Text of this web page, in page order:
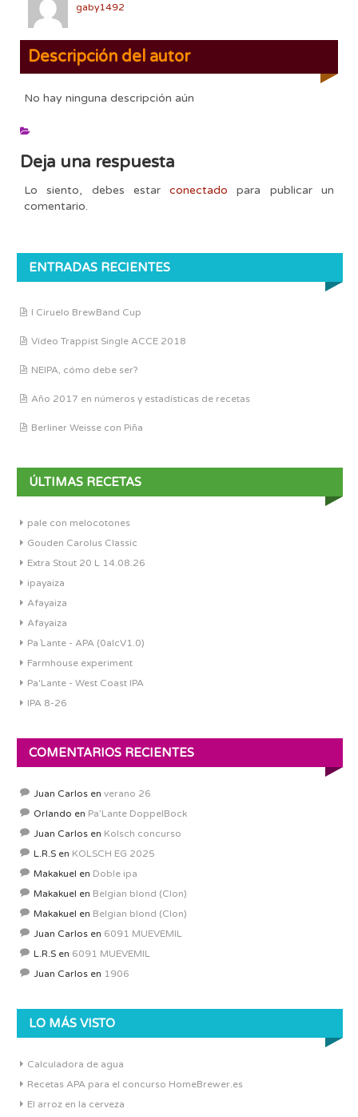
gaby1492
Descripción del autor
No hay ninguna descripción aún
Deja una respuesta
Lo siento, debes estarconectado para publicar un
comentario.
ENTRADAS RECIENTES
I Ciruelo BrewBand Cup
Vídeo Trappist Single ACCE 2018
NEIPA, cómo debe ser?
Año 2017 en números y estadísticas de recetas
Berliner Weisse con Piña
ÚLTIMAS RECETAS
pale con melocotones
Gouden Carolus Classic
Extra Stout 20 L 14.08.26
ipayaiza
Afayaiza
Afayaiza
Pa´Lante - APA (0alcV1.0)
Farmhouse experiment
Pa'Lante - West Coast IPA
IPA 8-26
COMENTARIOS RECIENTES
Juan Carlos en verano 26
Orlando en Pa’Lante DoppelBock
Juan Carlos en Kolsch concurso
L.R.S en KOLSCH EG 2025
Makakuel en Doble ipa
Makakuel en Belgian blond (Clon)
Makakuel en Belgian blond (Clon)
Juan Carlos en 6091 MUEVEMIL
L.R.S en 6091 MUEVEMIL
Juan Carlos en 1906
LO MÁS VISTO
Calculadora de agua
Recetas APA para el concurso HomeBrewer.es
El arroz en la cerveza